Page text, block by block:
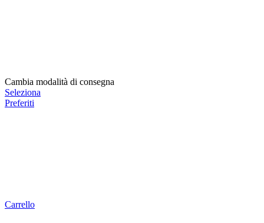
Cambia modalità di consegna
Seleziona
Preferiti
Carrello